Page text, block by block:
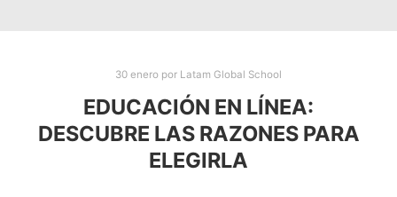
30 enero por Latam Global School
EDUCACIÓN EN LÍNEA:
DESCUBRE LAS RAZONES PARA
ELEGIRLA